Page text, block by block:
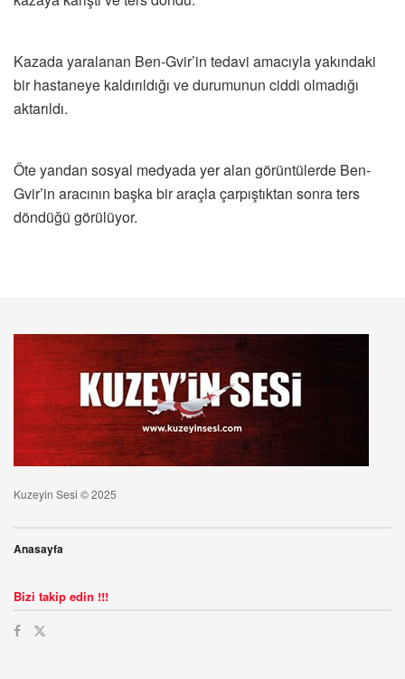
Kazada yaralanan Ben-Gvir’in tedavi amacıyla yakındaki
bir hastaneye kaldırıldığı ve durumunun ciddi olmadığı
aktarıldı.
Öte yandan sosyal medyada yer alan görüntülerde Ben-
Gvir’in aracının başka bir araçla çarpıştıktan sonra ters
döndüğü görülüyor.
Kuzeyin Sesi © 2025
Anasayfa
Bizi takip edin !!!